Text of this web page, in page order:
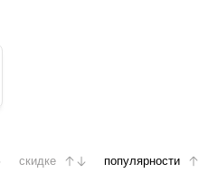
скидке популярности